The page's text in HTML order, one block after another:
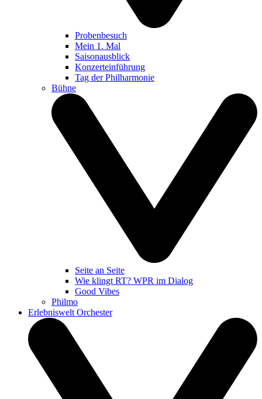
Probenbesuch
Mein 1. Mal
Saisonausblick
Konzerteinführung
Tag der Philharmonie
Bühne
Seite an Seite
Wie klingt RT? WPR im Dialog
Good Vibes
Philmo
Erlebniswelt Orchester